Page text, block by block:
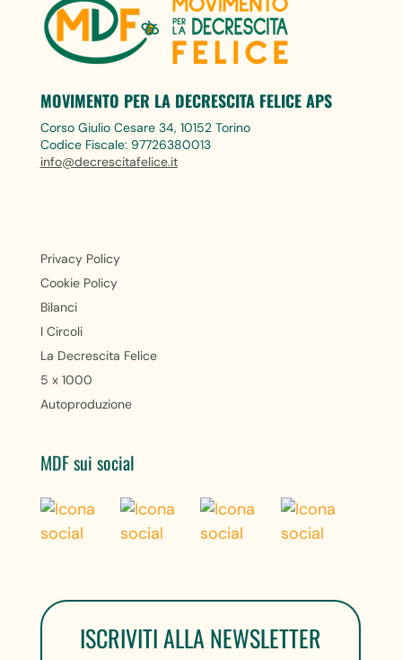
MOVIMENTO PER LA DECRESCITA FELICE APS
Corso Giulio Cesare 34, 10152 Torino
Codice Fiscale: 97726380013
info@decrescitafelice.it
Privacy Policy
Cookie Policy
Bilanci
I Circoli
La Decrescita Felice
5 x 1000
Autoproduzione
MDF sui social
ISCRIVITI ALLA NEWSLETTER